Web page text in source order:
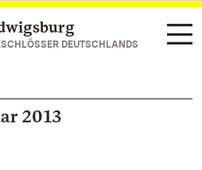
DEUTSCHLANDS
2013